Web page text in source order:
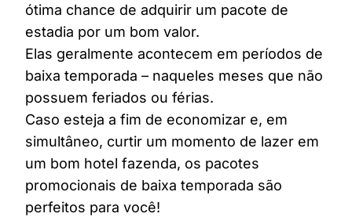
ótima chance de adquirir um pacote de
estadia por um bom valor.
Elas geralmente acontecem em períodos de
baixa temporada – naqueles meses que não
possuem feriados ou férias.
Caso esteja a fim de economizar e, em
simultâneo, curtir um momento de lazer em
um bom hotel fazenda, os pacotes
promocionais de baixa temporada são
perfeitos para você!